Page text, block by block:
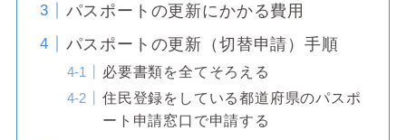
パスポートの更新にかかる費用
パスポートの更新（切替申請）手順
必要書類を全てそろえる
住民登録をしている都道府県のパスポ
ート申請窓口で申請する